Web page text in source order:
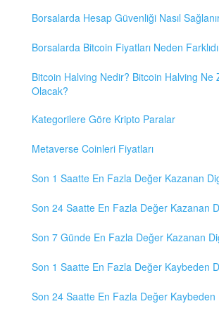
Borsalarda Hesap Güvenliği Nasıl
Borsalarda Bitcoin Fiyatları Neden
Bitcoin Halving Nedir? Bitcoin Halving Ne
Olacak?
Kategorilere Göre Kripto Paralar
Metaverse Coinleri Fiyatları
Son 1 Saatte En Fazla Değer Kazanan
Son 24 Saatte En Fazla Değer Kazanan
Son 7 Günde En Fazla Değer Kazanan
Son 1 Saatte En Fazla Değer Kaybeden
Son 24 Saatte En Fazla Değer